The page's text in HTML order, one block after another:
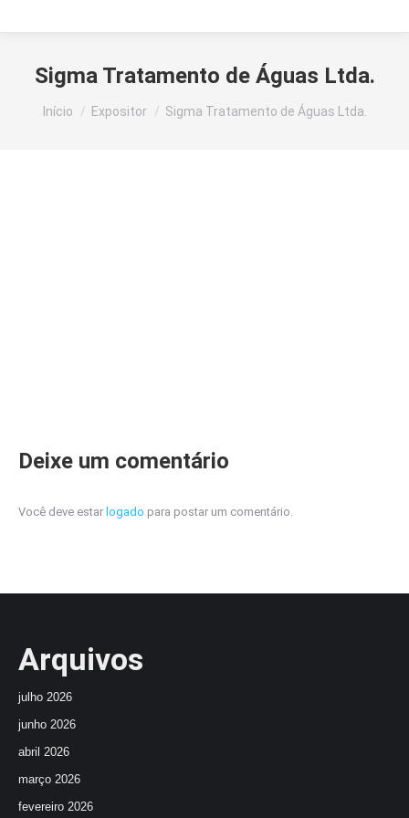
Sigma Tratamento de Águas Ltda.
Você está aqui:
Início Expositor Sigma Tratamento de Águas Ltda.
Deixe um comentário
Você deve estar logado para postar um comentário.
Arquivos
julho 2026
junho 2026
abril 2026
março 2026
fevereiro 2026